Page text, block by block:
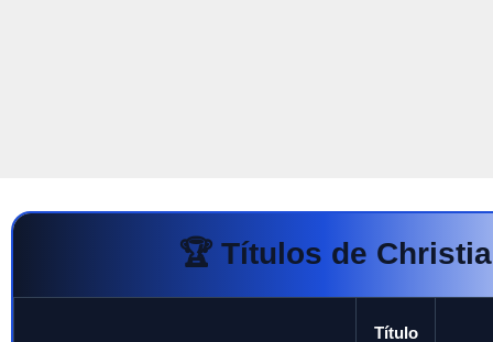
🏆 Títulos de
Título